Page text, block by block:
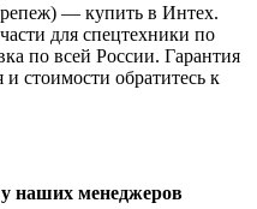
— купить в Интех.
для спецтехники по
по всей России. Гарантия
стоимости обратитесь к
наших менеджеров